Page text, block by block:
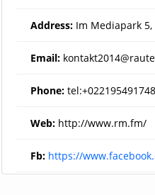
Address: Im Mediapark 5,
Email:
Phone: tel:+022195491748
Web: http://www.rm.fm/
Fb: https://